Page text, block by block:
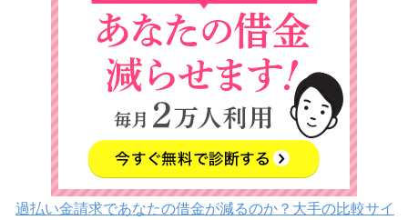
過払い金請求であなたの借金が減るのか？大手の比較サイ